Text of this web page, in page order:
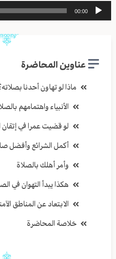
مشغل
الصوت
00:00
عناوين المحاضرة
ماذا لو تهاون أحدنا
الأنبياء واهتمامهم
لو قضيت عمرا في إتقان
أكمل الشرائع وأفضل
وأمر أهلك بالصلاة
هكذا يبدأ التهوان في
الابتعاد عن المناطق
خلاصة المحاضرة